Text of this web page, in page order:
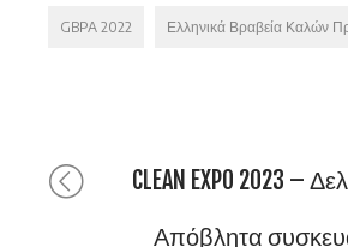
GBPA 2022 Ελληνικά Βραβεία Καλών
CLEAN EXPO 2023 –
Απόβλητα